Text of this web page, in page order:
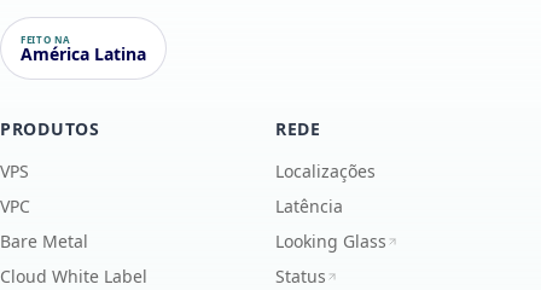
FEITO NA
América Latina
PRODUTOS
VPS
VPC
Bare Metal
Cloud White Label
REDE
Localizações
Latência
Looking Glass
Status